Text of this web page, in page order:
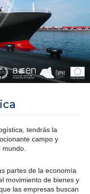
tendrás la
campo y
partes de la economía
movimiento de bienes y
las empresas buscan